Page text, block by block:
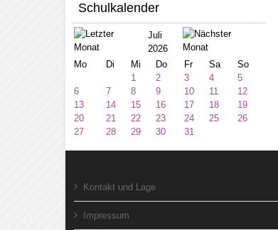
Schulkalender
Juli
2026
Mo
Di Mi Do Fr Sa
So
1
2 3 4
5
6
7 8 9 10 11
12
13
14 15 16 17 18
19
20
21 22 23 24 25
26
27
28 29 30 31
Kontakt und Lage
Impressum